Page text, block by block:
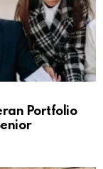
Portfolio